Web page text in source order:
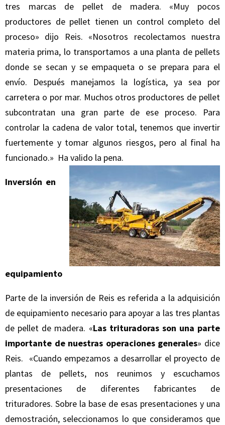
tres marcas de pellet de madera. «Muy pocos
productores de pellet tienen un control completo del
proceso» dijo Reis. «Nosotros recolectamos nuestra
materia prima, lo transportamos a una planta de pellets
donde se secan y se empaqueta o se prepara para el
envío. Después manejamos la logística, ya sea por
carretera o por mar. Muchos otros productores de pellet
subcontratan una gran parte de ese proceso. Para
controlar la cadena de valor total, tenemos que invertir
fuertemente y tomar algunos riesgos, pero al final ha
funcionado.» Ha valido la pena.
Inversión en
equipamiento
Parte de la inversión de Reis es referida a la adquisición
de equipamiento necesario para apoyar a las tres plantas
de pellet de madera. «Las trituradoras son una parte
importante de nuestras operaciones generales» dice
Reis. «Cuando empezamos a desarrollar el proyecto de
plantas de pellets, nos reunimos y escuchamos
presentaciones de diferentes fabricantes de
trituradores. Sobre la base de esas presentaciones y una
demostración, seleccionamos lo que consideramos que